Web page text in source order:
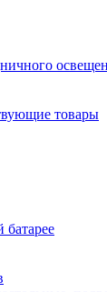
товары
батарее